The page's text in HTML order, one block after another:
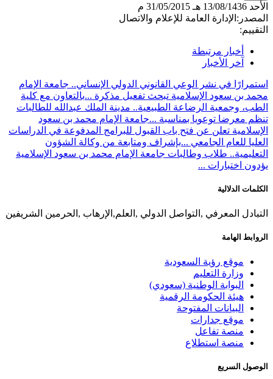
الأحد 13/08/1436 هـ
31/05/2015 م
المصدر: الإدارة العامة للإعلام والاتصال
التقييم:
أخبار مرتبطة
آخر الأخبار
استمرارًا في نشر الوعي القانوني الدولي الإنساني.. جامعة الإمام
محمد بن سعود الإسلامية تبحث تفعيل مذكرة ...بالتعاون مع كلية
الطب، وجمعية الرضاعة الطبيعية.. مدينة الملك عبدالله للطالبات
تنظم معرضا توعويا بمناسبة ...جامعة الإمام محمد بن سعود
الإسلامية تعلن عن فتح باب القبول للبرامج المدفوعة في الدراسات
العليا للعام الجامعي ...بإشراف ومتابعة من وكالة الشؤون
التعليمية.. طلاب وطالبات جامعة الإمام محمد بن سعود الإسلامية
يؤدون اختبارات ...
الكلمات الدلالية
التبادل المعرفي ,التواصل الدولي ,العلم,الإرهاب ,الحرمين الشريفين
الروابط الهامة
موقع رؤية السعودية
وزارة التعليم
البوابة الوطنية (سعودي)
هيئة الحكومة الرقمية
البيانات المفتوحة
موقع جدارات
منصة تفاعل
منصة استطلاع
الوصول السريع